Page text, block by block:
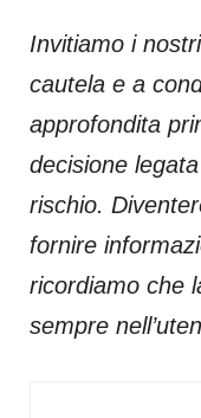
Invitiamo i
cautela e a
approfondita
decisione
rischio.
fornire
ricordiamo che
sempre